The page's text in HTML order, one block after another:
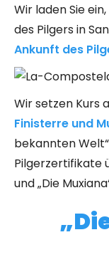
Wir laden Sie
des Pilgers in
Ankunft des
Wir setzen Kurs
Finisterre und
bekannten
Pilgerzertifikate
und „Die